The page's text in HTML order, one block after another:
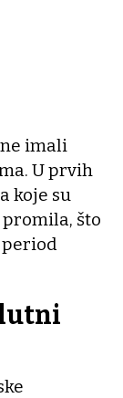
imali
U prvih
koje su
što
period